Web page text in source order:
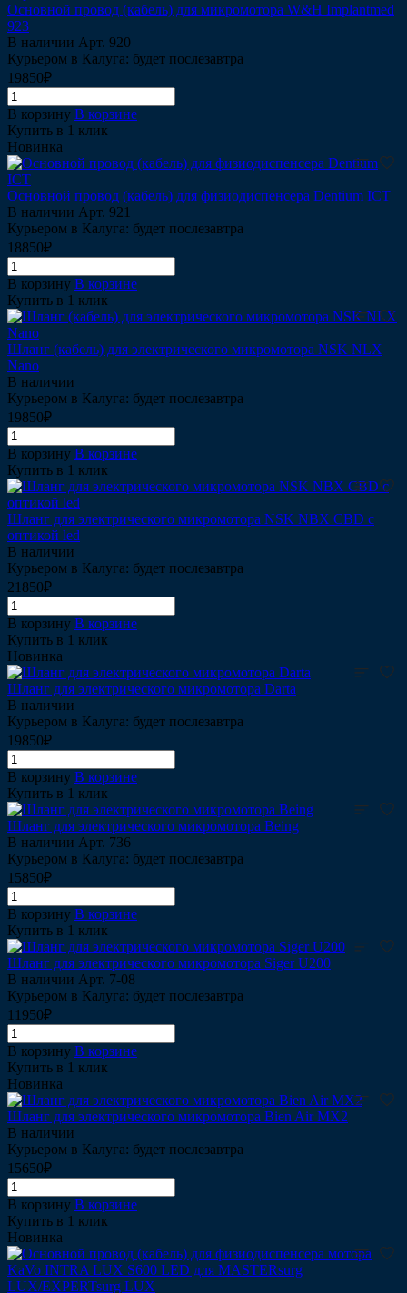
Основной провод (кабель) для микромотора W&H Implantmed
923
В наличии Арт. 920
Курьером в Калуга: будет послезавтра
19850₽
В корзину В корзине
Купить в 1 клик
Новинка
Основной провод (кабель) для физиодиспенсера Dentium ICT
В наличии Арт. 921
Курьером в Калуга: будет послезавтра
18850₽
В корзину В корзине
Купить в 1 клик
Шланг (кабель) для электрического микромотора NSK NLX
Nano
В наличии
Курьером в Калуга: будет послезавтра
19850₽
В корзину В корзине
Купить в 1 клик
Шланг для электрического микромотора NSK NBX CBD с
оптикой led
В наличии
Курьером в Калуга: будет послезавтра
21850₽
В корзину В корзине
Купить в 1 клик
Новинка
Шланг для электрического микромотора Darta
В наличии
Курьером в Калуга: будет послезавтра
19850₽
В корзину В корзине
Купить в 1 клик
Шланг для электрического микромотора Being
В наличии Арт. 736
Курьером в Калуга: будет послезавтра
15850₽
В корзину В корзине
Купить в 1 клик
Шланг для электрического микромотора Siger U200
В наличии Арт. 7-08
Курьером в Калуга: будет послезавтра
11950₽
В корзину В корзине
Купить в 1 клик
Новинка
Шланг для электрического микромотора Bien Air MX2
В наличии
Курьером в Калуга: будет послезавтра
15650₽
В корзину В корзине
Купить в 1 клик
Новинка